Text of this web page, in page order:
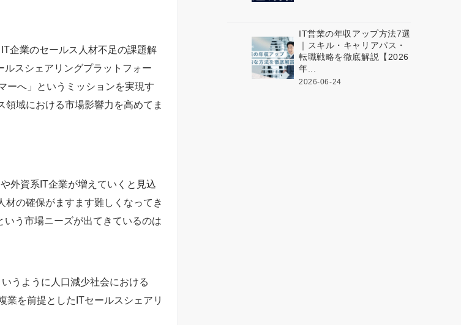
企業のセールス人材不足の課題解
スシェアリングプラットフォー
ーへ」というミッションを実現す
域における市場影響力を高めてま
外資系IT企業が増えていくと見込
材の確保がますます難しくなってき
う市場ニーズが出てきているのは
うように人口減少社会における
業を前提としたITセールスシェアリ
IT営業の年収アップ方法7選
｜スキル・キャリアパス・
転職戦略を徹底解説【2026
年...
2026-06-24